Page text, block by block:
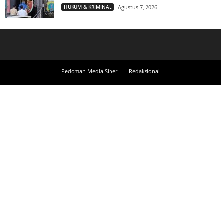
HUKUM & KRIMINAL Agustus 7, 2026
Pedoman Media Siber Redaksional